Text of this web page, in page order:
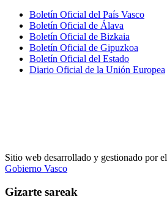
Boletín Oficial del País Vasco
Boletín Oficial de Álava
Boletín Oficial de Bizkaia
Boletín Oficial de Gipuzkoa
Boletín Oficial del Estado
Diario Oficial de la Unión Europea
Sitio web desarrollado y gestionado por el
Gobierno Vasco
Gizarte sareak